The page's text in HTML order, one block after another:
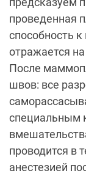
проведенная
способность
отражается
После
швов: все
специальным
проводится в
анестезией